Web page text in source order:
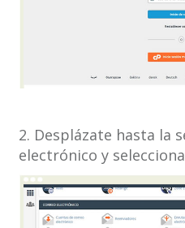
2. Desplázate hasta la
electrónico y